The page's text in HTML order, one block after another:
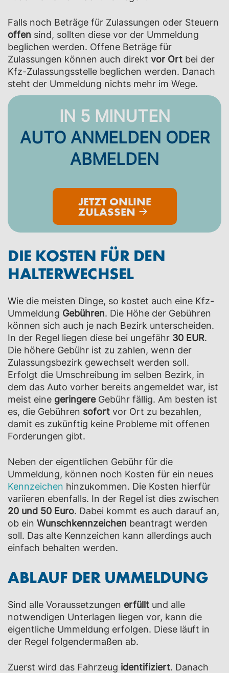
Falls noch Beträge für Zulassungen oder Steuern
offen sind, sollten diese vor der Ummeldung
beglichen werden. Offene Beträge für
Zulassungen können auch direkt vor Ort bei der
Kfz-Zulassungsstelle beglichen werden. Danach
steht der Ummeldung nichts mehr im Wege.
IN 5 MINUTEN
AUTO ANMELDEN ODER
ABMELDEN
JETZT ONLINE
ZULASSEN
DIE KOSTEN FÜR DEN
HALTERWECHSEL
Wie die meisten Dinge, so kostet auch eine Kfz-
Ummeldung Gebühren. Die Höhe der Gebühren
können sich auch je nach Bezirk unterscheiden.
In der Regel liegen diese bei ungefähr 30 EUR.
Die höhere Gebühr ist zu zahlen, wenn der
Zulassungsbezirk gewechselt werden soll.
Erfolgt die Umschreibung im selben Bezirk, in
dem das Auto vorher bereits angemeldet war, ist
meist eine geringere Gebühr fällig. Am besten ist
es, die Gebühren sofort vor Ort zu bezahlen,
damit es zukünftig keine Probleme mit offenen
Forderungen gibt.
Neben der eigentlichen Gebühr für die
Ummeldung, können noch Kosten für ein neues
Kennzeichen hinzukommen. Die Kosten hierfür
variieren ebenfalls. In der Regel ist dies zwischen
20 und 50 Euro. Dabei kommt es auch darauf an,
ob ein Wunschkennzeichen beantragt werden
soll. Das alte Kennzeichen kann allerdings auch
einfach behalten werden.
ABLAUF DER UMMELDUNG
Sind alle Voraussetzungen erfüllt und alle
notwendigen Unterlagen liegen vor, kann die
eigentliche Ummeldung erfolgen. Diese läuft in
der Regel folgendermaßen ab.
Zuerst wird das Fahrzeug identifiziert. Danach